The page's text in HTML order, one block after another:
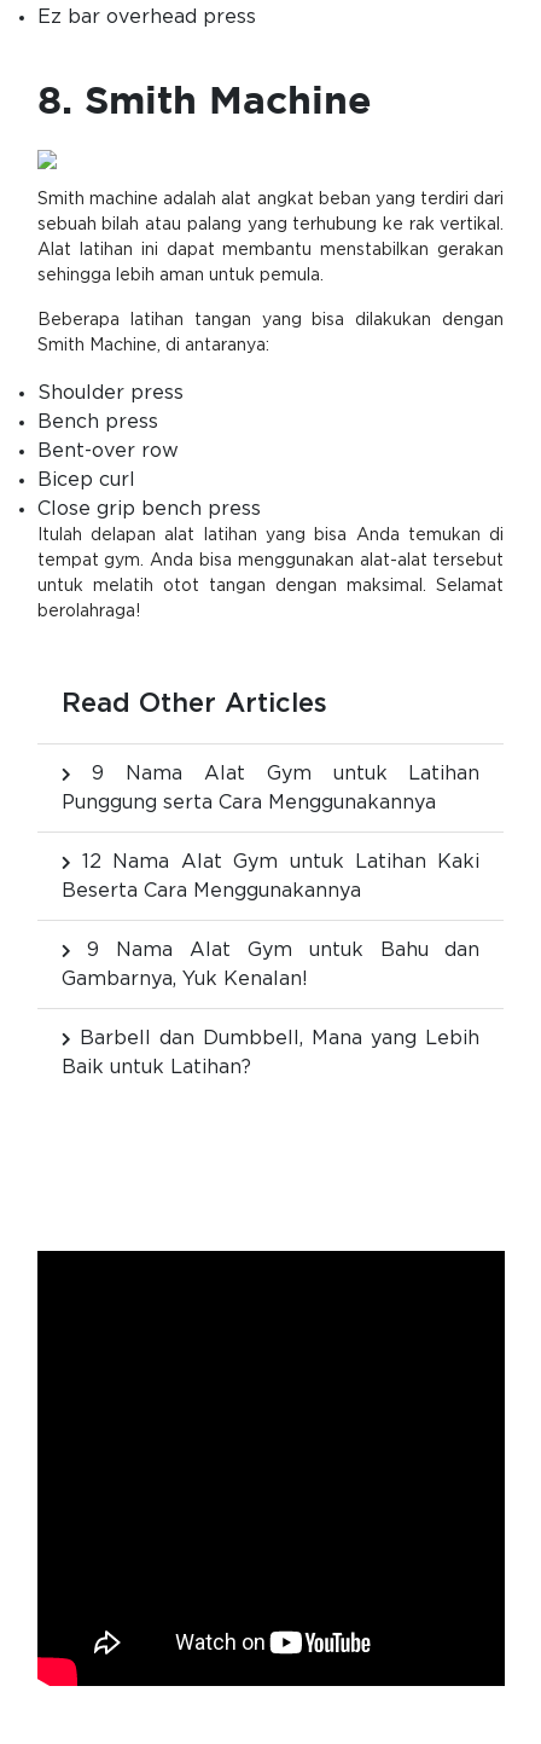
Ez bar overhead press
8. Smith Machine
Smith machine adalah alat angkat beban yang terdiri dari
sebuah bilah atau palang yang terhubung ke rak vertikal.
Alat latihan ini dapat membantu menstabilkan gerakan
sehingga lebih aman untuk pemula.
Beberapa latihan tangan yang bisa dilakukan dengan
Smith Machine, di antaranya:
Shoulder press
Bench press
Bent-over row
Bicep curl
Close grip bench press
Itulah delapan alat latihan yang bisa Anda temukan di
tempat gym. Anda bisa menggunakan alat-alat tersebut
untuk melatih otot tangan dengan maksimal. Selamat
berolahraga!
Read Other Articles
9 Nama Alat Gym untuk Latihan
Punggung serta Cara Menggunakannya
12 Nama Alat Gym untuk Latihan Kaki
Beserta Cara Menggunakannya
9 Nama Alat Gym untuk Bahu dan
Gambarnya, Yuk Kenalan!
Barbell dan Dumbbell, Mana yang Lebih
Baik untuk Latihan?